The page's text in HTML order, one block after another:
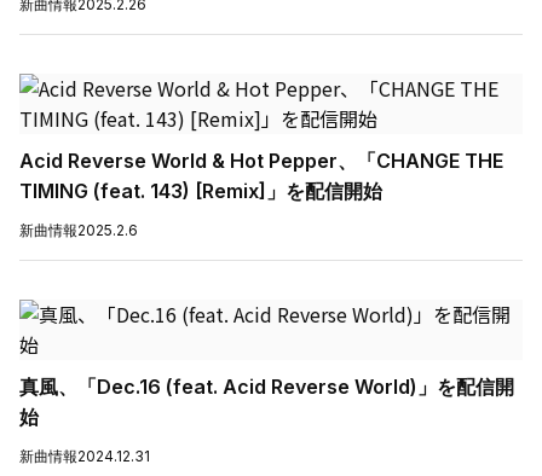
新曲情報2025.2.26
Acid Reverse World & Hot Pepper、「CHANGE THE
TIMING (feat. 143) [Remix]」を配信開始
新曲情報2025.2.6
真風、「Dec.16 (feat. Acid Reverse World)」を配信開
始
新曲情報2024.12.31